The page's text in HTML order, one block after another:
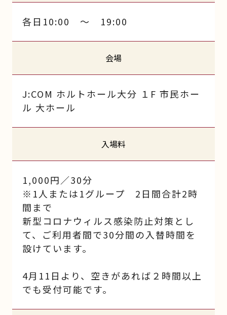
各日10:00 ～ 19:00
会場
J:COM ホルトホール大分 １F 市民ホー
ル 大ホール
入場料
1,000円／30分
※1人または1グループ 2日間合計2時
間まで
新型コロナウィルス感染防止対策とし
て、ご利用者間で30分間の入替時間を
設けています。
4月11日より、空きがあれば２時間以上
でも受付可能です。